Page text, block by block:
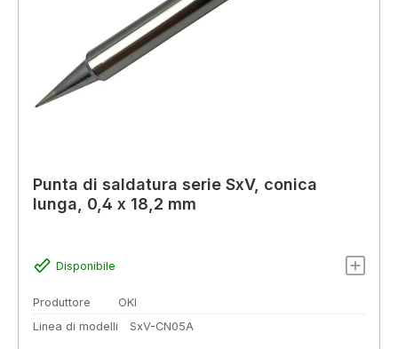
Punta di saldatura serie SxV, conica
lunga, 0,4 x 18,2 mm
Disponibile
Produttore
OKI
Linea di modelli
SxV-CN05A